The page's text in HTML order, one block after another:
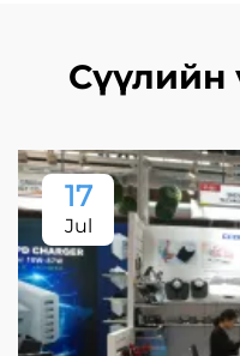
Сүүлийн
17
Jul